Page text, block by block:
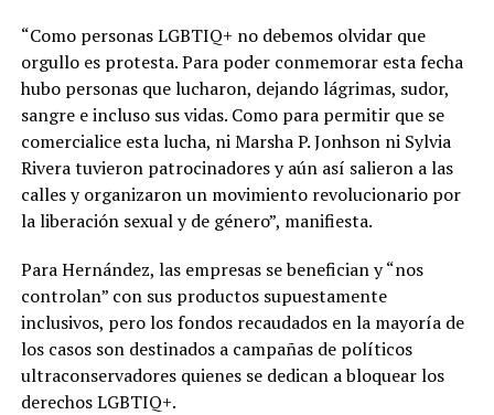
“Como personas LGBTIQ+ no debemos olvidar que
orgullo es protesta. Para poder conmemorar esta fecha
hubo personas que lucharon, dejando lágrimas, sudor,
sangre e incluso sus vidas. Como para permitir que se
comercialice esta lucha, ni Marsha P. Jonhson ni Sylvia
Rivera tuvieron patrocinadores y aún así salieron a las
calles y organizaron un movimiento revolucionario por
la liberación sexual y de género”, manifiesta.
Para Hernández, las empresas se benefician y “nos
controlan” con sus productos supuestamente
inclusivos, pero los fondos recaudados en la mayoría de
los casos son destinados a campañas de políticos
ultraconservadores quienes se dedican a bloquear los
derechos LGBTIQ+.